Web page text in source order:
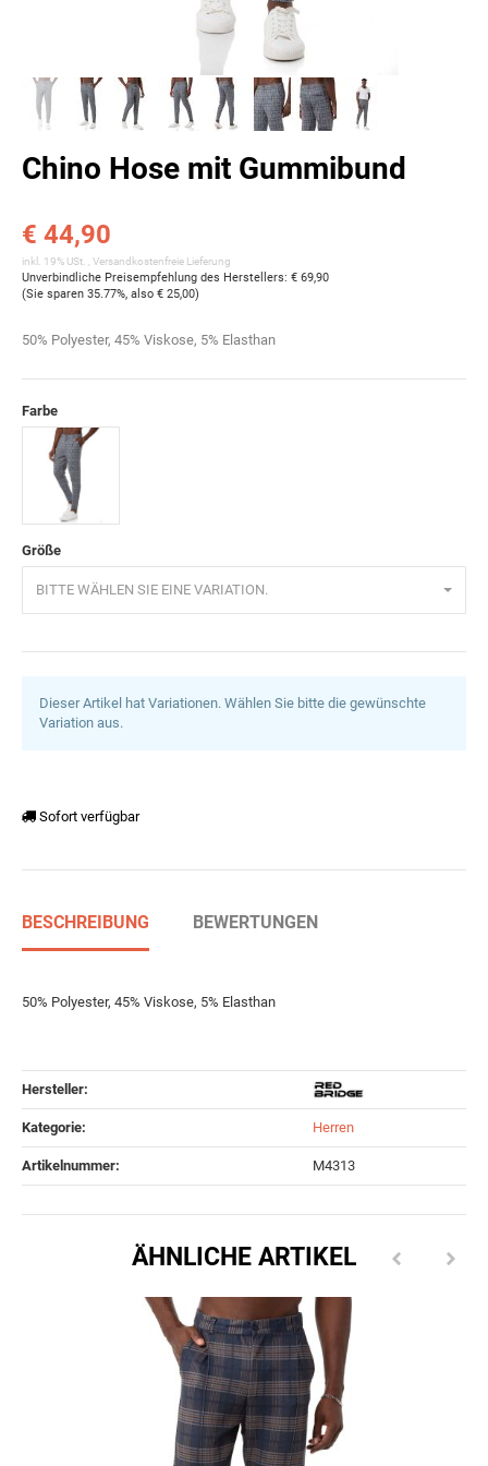
Chino Hose mit Gummibund
€ 44,90
inkl. 19% USt. , Versandkostenfreie Lieferung
Unverbindliche Preisempfehlung des Herstellers: € 69,90
(Sie sparen 35.77%, also € 25,00)
50% Polyester, 45% Viskose, 5% Elasthan
Farbe
Grau-
Braun
Größe
BITTE WÄHLEN SIE EINE VARIATION.
Dieser Artikel hat Variationen. Wählen Sie bitte die gewünschte
Variation aus.
Sofort verfügbar
BESCHREIBUNG BEWERTUNGEN
50% Polyester, 45% Viskose, 5% Elasthan
Hersteller:
Kategorie: Herren
Artikelnummer: M4313
ÄHNLICHE ARTIKEL